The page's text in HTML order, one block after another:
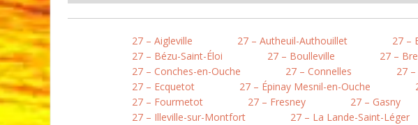
27 – Aigleville 27 – Autheuil-Authouillet 27 –
27 – Bézu-Saint-Éloi
27 – Boulleville 27 –
27 – Conches-en-Ouche
27 – Connelles 27
27 – Ecquetot
27 – Épinay Mesnil-en-Ouche
27 – Fourmetot
27 – Fresney 27 – Gasny
27 – Illeville-sur-Montfort
27 – La Lande-Saint-Léger